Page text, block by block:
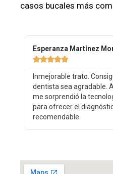
casos bucales más
Esperanza Martínez

Inmejorable trato.
dentista sea agradable.
me sorprendió la
para ofrecer el
recomendable.